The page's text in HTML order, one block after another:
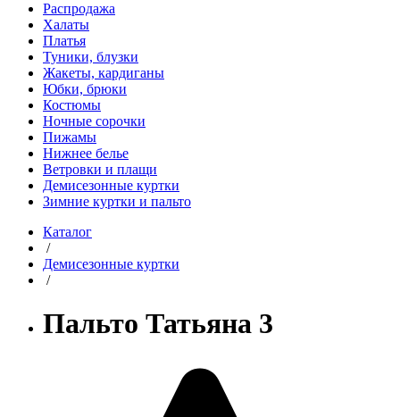
Распродажа
Халаты
Платья
Туники, блузки
Жакеты, кардиганы
Юбки, брюки
Костюмы
Ночные сорочки
Пижамы
Нижнее белье
Ветровки и плащи
Демисезонные куртки
Зимние куртки и пальто
Каталог
/
Демисезонные куртки
/
Пальто Татьяна 3